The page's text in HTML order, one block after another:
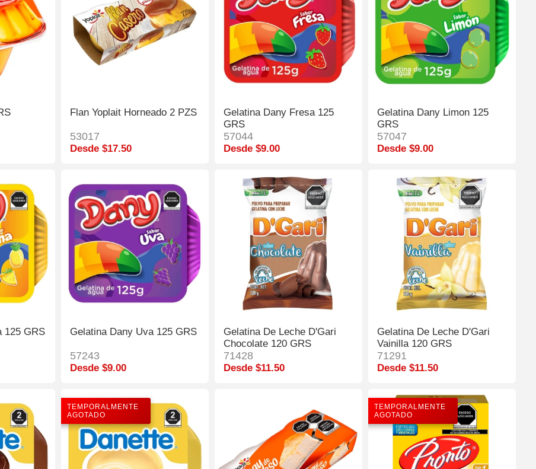
Flan Yoplait Horneado 2 PZS
53017
Desde $17.50
Gelatina Dany Fresa 125
GRS
57044
Desde $9.00
Gelatina Dany Limon 125
GRS
57047
Desde $9.00
125 GRS Gelatina Dany Uva 125 GRS
57243
Desde $9.00
Gelatina De Leche D'Gari
Chocolate 120 GRS
71428
Desde $11.50
Gelatina De Leche D'Gari
Vainilla 120 GRS
71291
Desde $11.50
TEMPORALMENTE
AGOTADO
TEMPORALMENTE
AGOTADO